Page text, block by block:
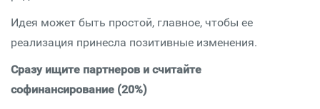
Идея может быть простой, главное, чтобы ее
реализация принесла позитивные изменения.
Сразу ищите партнеров и считайте
софинансирование (20%)